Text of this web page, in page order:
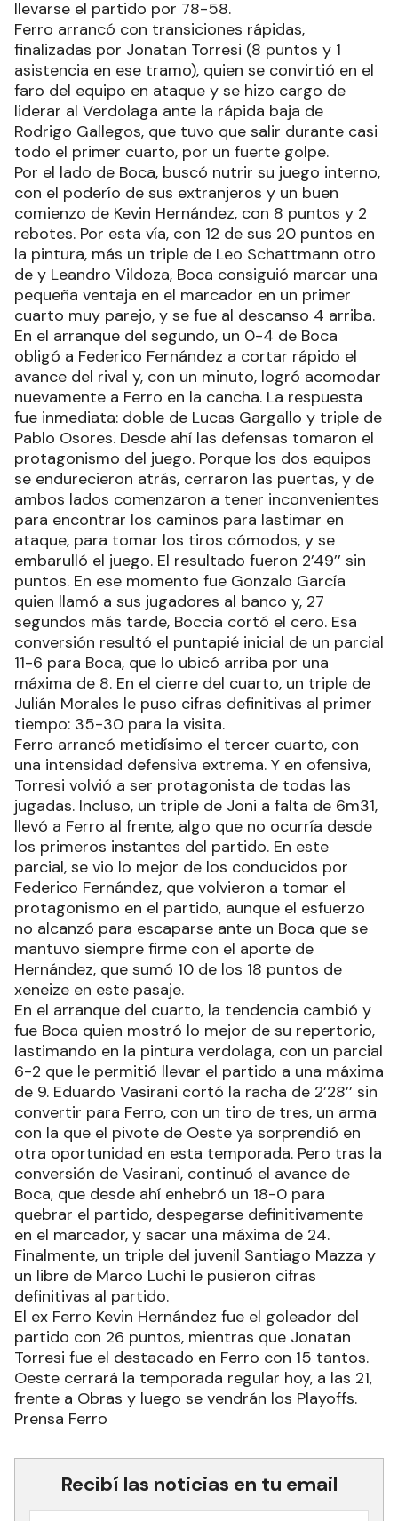
llevarse el partido por 78-58.
Ferro arrancó con transiciones rápidas,
finalizadas por Jonatan Torresi (8 puntos y 1
asistencia en ese tramo), quien se convirtió en el
faro del equipo en ataque y se hizo cargo de
liderar al Verdolaga ante la rápida baja de
Rodrigo Gallegos, que tuvo que salir durante casi
todo el primer cuarto, por un fuerte golpe.
Por el lado de Boca, buscó nutrir su juego interno,
con el poderío de sus extranjeros y un buen
comienzo de Kevin Hernández, con 8 puntos y 2
rebotes. Por esta vía, con 12 de sus 20 puntos en
la pintura, más un triple de Leo Schattmann otro
de y Leandro Vildoza, Boca consiguió marcar una
pequeña ventaja en el marcador en un primer
cuarto muy parejo, y se fue al descanso 4 arriba.
En el arranque del segundo, un 0-4 de Boca
obligó a Federico Fernández a cortar rápido el
avance del rival y, con un minuto, logró acomodar
nuevamente a Ferro en la cancha. La respuesta
fue inmediata: doble de Lucas Gargallo y triple de
Pablo Osores. Desde ahí las defensas tomaron el
protagonismo del juego. Porque los dos equipos
se endurecieron atrás, cerraron las puertas, y de
ambos lados comenzaron a tener inconvenientes
para encontrar los caminos para lastimar en
ataque, para tomar los tiros cómodos, y se
embarulló el juego. El resultado fueron 2’49’’ sin
puntos. En ese momento fue Gonzalo García
quien llamó a sus jugadores al banco y, 27
segundos más tarde, Boccia cortó el cero. Esa
conversión resultó el puntapié inicial de un parcial
11-6 para Boca, que lo ubicó arriba por una
máxima de 8. En el cierre del cuarto, un triple de
Julián Morales le puso cifras definitivas al primer
tiempo: 35-30 para la visita.
Ferro arrancó metidísimo el tercer cuarto, con
una intensidad defensiva extrema. Y en ofensiva,
Torresi volvió a ser protagonista de todas las
jugadas. Incluso, un triple de Joni a falta de 6m31,
llevó a Ferro al frente, algo que no ocurría desde
los primeros instantes del partido. En este
parcial, se vio lo mejor de los conducidos por
Federico Fernández, que volvieron a tomar el
protagonismo en el partido, aunque el esfuerzo
no alcanzó para escaparse ante un Boca que se
mantuvo siempre firme con el aporte de
Hernández, que sumó 10 de los 18 puntos de
xeneize en este pasaje.
En el arranque del cuarto, la tendencia cambió y
fue Boca quien mostró lo mejor de su repertorio,
lastimando en la pintura verdolaga, con un parcial
6-2 que le permitió llevar el partido a una máxima
de 9. Eduardo Vasirani cortó la racha de 2’28’’ sin
convertir para Ferro, con un tiro de tres, un arma
con la que el pivote de Oeste ya sorprendió en
otra oportunidad en esta temporada. Pero tras la
conversión de Vasirani, continuó el avance de
Boca, que desde ahí enhebró un 18-0 para
quebrar el partido, despegarse definitivamente
en el marcador, y sacar una máxima de 24.
Finalmente, un triple del juvenil Santiago Mazza y
un libre de Marco Luchi le pusieron cifras
definitivas al partido.
El ex Ferro Kevin Hernández fue el goleador del
partido con 26 puntos, mientras que Jonatan
Torresi fue el destacado en Ferro con 15 tantos.
Oeste cerrará la temporada regular hoy, a las 21,
frente a Obras y luego se vendrán los Playoffs.
Prensa Ferro
Recibí las noticias en tu email